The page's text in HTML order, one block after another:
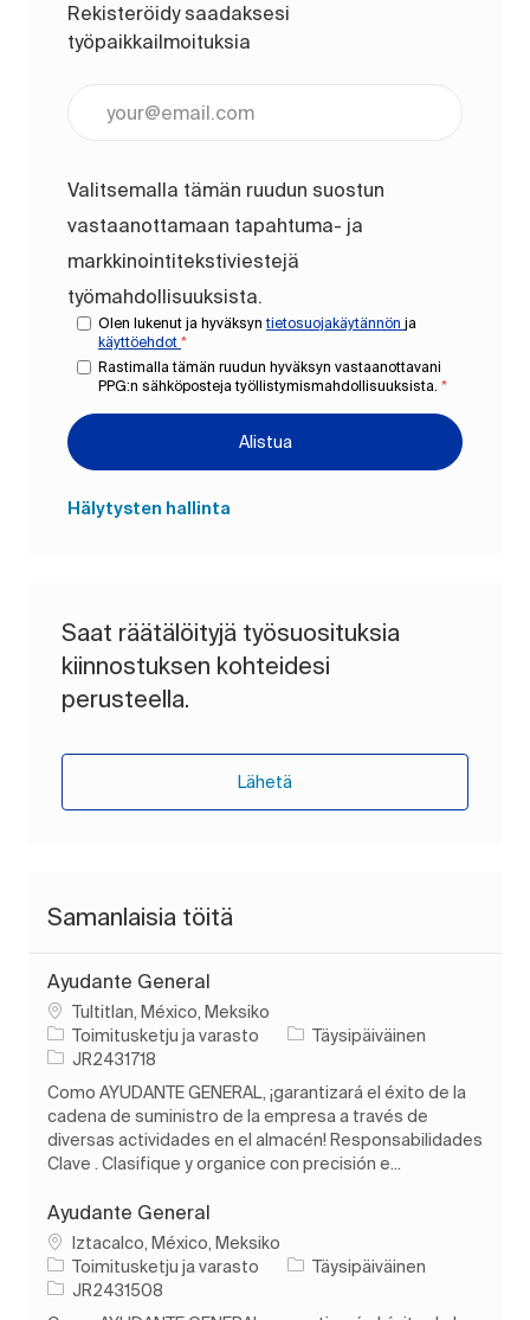
Rekisteröidy saadaksesi
työpaikkailmoituksia
Valitsemalla tämän ruudun suostun
vastaanottamaan tapahtuma- ja
markkinointitekstiviestejä
työmahdollisuuksista.
Olen lukenut ja hyväksyntietosuojakäytännön ja
käyttöehdot *
Rastimalla tämän ruudun hyväksyn vastaanottavani
PPG:n sähköposteja työllistymismahdollisuuksista. *
Alistua
Hälytysten hallinta
Saat räätälöityjä työsuosituksia
kiinnostuksen kohteidesi
perusteella.
Lähetä
Samanlaisia töitä
Ayudante General
PaikkaTultitlan, México, Meksiko
Luokka
Toimitusketju ja varasto Työn tyyppi
Täysipäiväinen
Työn tunnus
JR2431718
Como AYUDANTE GENERAL, ¡garantizará el éxito de la
cadena de suministro de la empresa a través de
diversas actividades en el almacén! Responsabilidades
Clave . Clasifique y organice con precisión e...
Ayudante General
PaikkaIztacalco, México, Meksiko
Luokka
Toimitusketju ja varasto Työn tyyppi
Täysipäiväinen
Työn tunnus
JR2431508